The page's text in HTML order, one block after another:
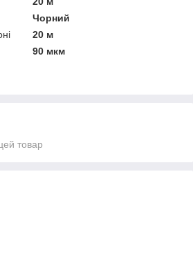
Чорний
20 м
90 мкм
товар